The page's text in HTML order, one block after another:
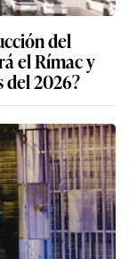
del
el Rímac y
2026?